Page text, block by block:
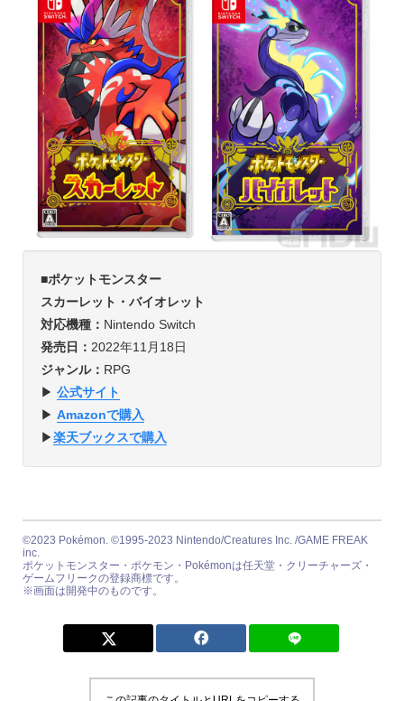
■ポケットモンスター
スカーレット・バイオレット
対応機種： Nintendo Switch
発売日： 2022年11月18日
ジャンル： RPG
▶︎ 公式サイト
▶︎ Amazonで購入
▶︎楽天ブックスで購入
©2023 Pokémon. ©1995-2023 Nintendo/Creatures Inc. /GAME FREAK
inc.
ポケットモンスター・ポケモン・Pokémonは任天堂・クリーチャーズ・
ゲームフリークの登録商標です。
※画面は開発中のものです。